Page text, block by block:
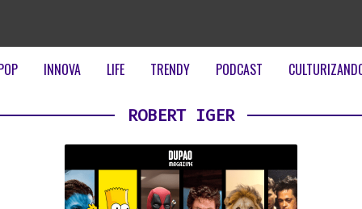
INNOVA LIFE TRENDY PODCAST
ROBERT IGER